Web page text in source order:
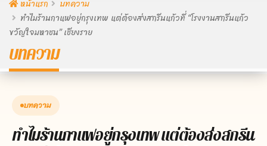
หน้าแรก
บทความ
ทำไมร้านกาแฟอยู่กรุงเทพ แต่ต้องส่งสกรีนแก้วที่ “โรงงานสกรีนแก้ว
ขวัญใจมหาชน” เชียงราย
บทความ
บทความ
ทำไมร้านกาแฟอยู่กรุงเทพ แต่ต้องส่งสกรีน